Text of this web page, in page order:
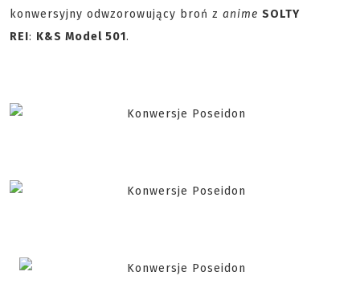
konwersyjny odwzorowujący broń z anime SOLTY
REI: K&S Model 501.